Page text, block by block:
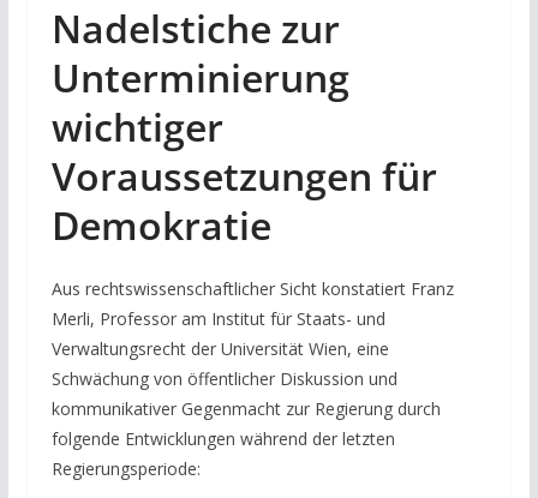
Nadelstiche zur
Unterminierung
wichtiger
Voraussetzungen für
Demokratie
Aus rechtswissenschaftlicher Sicht konstatiert Franz
Merli, Professor am Institut für Staats- und
Verwaltungsrecht der Universität Wien, eine
Schwächung von öffentlicher Diskussion und
kommunikativer Gegenmacht zur Regierung durch
folgende Entwicklungen während der letzten
Regierungsperiode: